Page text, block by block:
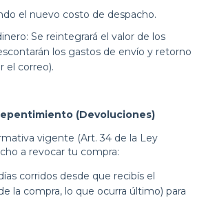
el nuevo costo de despacho.
Se reintegrará el valor de los
los gastos de envío y retorno
el correo).
(Devoluciones)
vigente (Art. 34 de la Ley
a revocar tu compra:
corridos desde que recibís el
la compra, lo que ocurra último) para